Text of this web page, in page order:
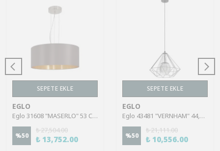
SEPETE EKLE
EGLO
Eglo 31608 "MASERLO" 53 Cm Çapında Çelik Nikel Mat Sarkıt Avize
%50
₺ 27,504.00
₺ 13,752.00
SEPETE EKLE
EGLO
Eglo 43481 "VERNHAM" 44,5 Cm Çapında Çelik Siyah Sarkıt Avize
%50
₺ 21,111.00
₺ 10,556.00